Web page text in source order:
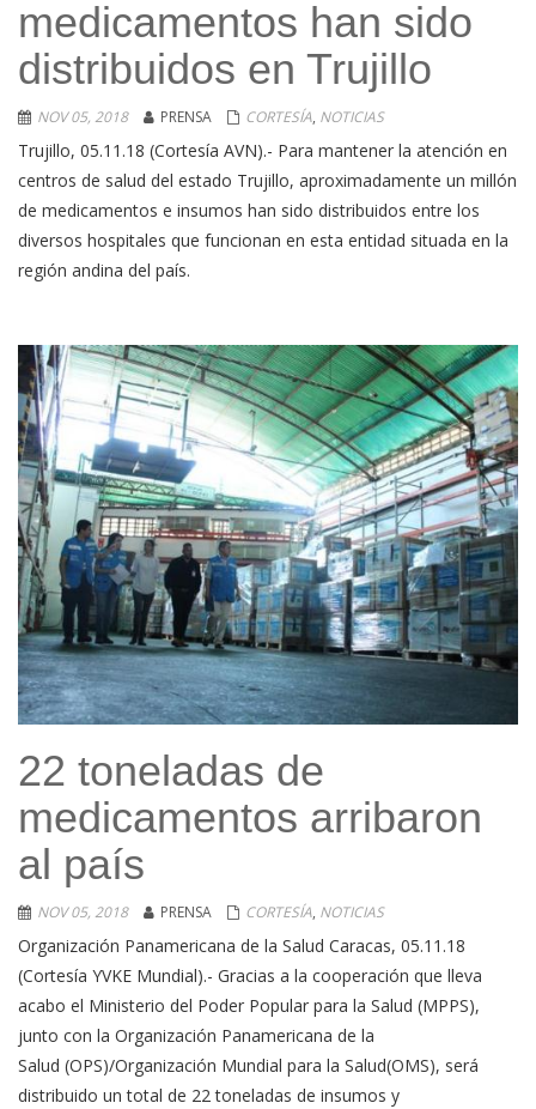
medicamentos han sido
distribuidos en Trujillo
NOV 05, 2018 PRENSA CORTESÍA, NOTICIAS
Trujillo, 05.11.18 (Cortesía AVN).- Para mantener la atención en
centros de salud del estado Trujillo, aproximadamente un millón
de medicamentos e insumos han sido distribuidos entre los
diversos hospitales que funcionan en esta entidad situada en la
región andina del país.
22 toneladas de
medicamentos arribaron
al país
NOV 05, 2018 PRENSA CORTESÍA, NOTICIAS
Organización Panamericana de la Salud Caracas, 05.11.18
(Cortesía YVKE Mundial).- Gracias a la cooperación que lleva
acabo el Ministerio del Poder Popular para la Salud (MPPS),
junto con la Organización Panamericana de la
Salud (OPS)/Organización Mundial para la Salud(OMS), será
distribuido un total de 22 toneladas de insumos y